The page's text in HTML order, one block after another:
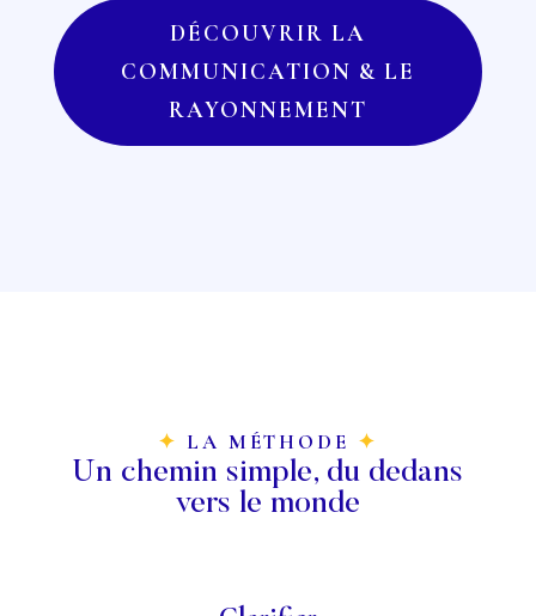
DÉCOUVRIR LA
COMMUNICATION & LE
RAYONNEMENT
✦ LA MÉTHODE ✦
Un chemin simple, du dedans
vers le monde